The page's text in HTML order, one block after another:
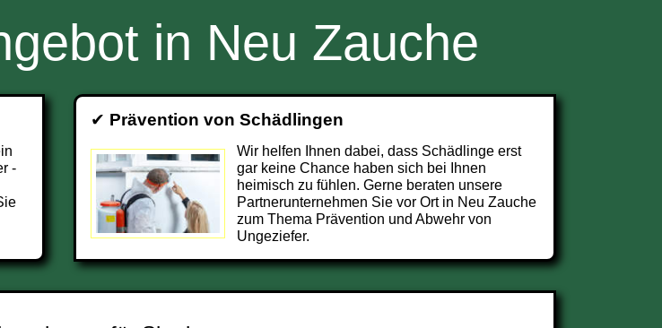
in Neu Zauche
-
✔ Prävention von Schädlingen
Wir helfen Ihnen dabei, dass Schädlinge erst
gar keine Chance haben sich bei Ihnen
heimisch zu fühlen. Gerne beraten unsere
Partnerunternehmen Sie vor Ort in Neu Zauche
zum Thema Prävention und Abwehr von
Ungeziefer.